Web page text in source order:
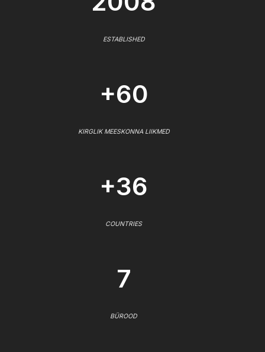
ESTABLISHED
+60
KIRGLIK MEESKONNA LIIKMED
+36
COUNTRIES
7
BÜROOD